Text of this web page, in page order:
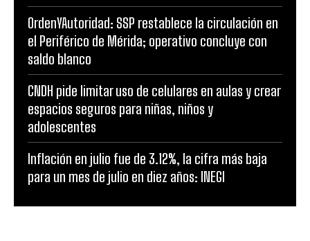
OrdenYAutoridad: SSP restablece la circulación en
el Periférico de Mérida; operativo concluye con
saldo blanco
CNDH pide limitar uso de celulares en aulas y crear
espacios seguros para niñas, niños y
adolescentes
Inflación en julio fue de 3.12%, la cifra más baja
para un mes de julio en diez años: INEGI